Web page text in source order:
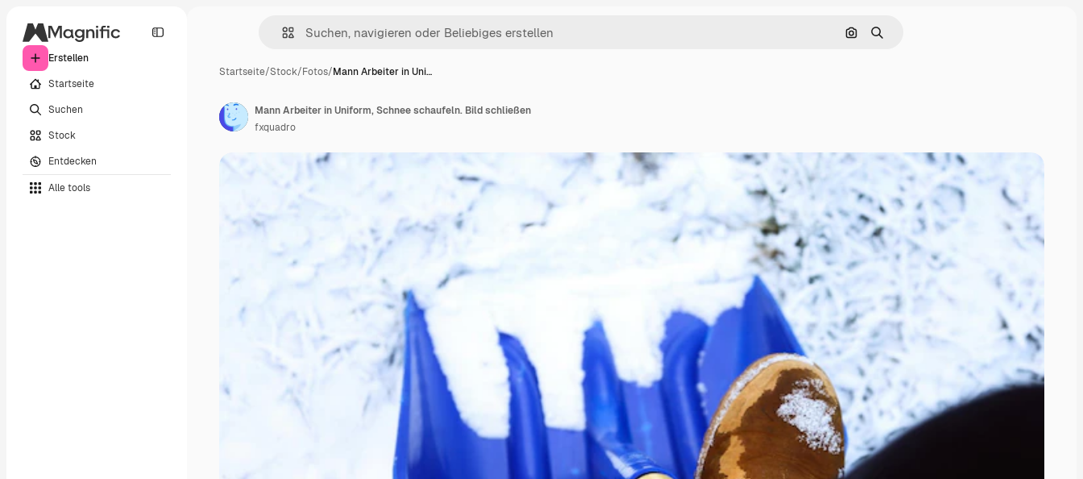
Erstellen
Startseite
Suchen
Stock
Entdecken
Alle tools
Nach Bild suchen
Suchen
Startseite/Stock/Fotos/Mann Arbeiter in Uni…
Mann Arbeiter in Uniform, Schnee schaufeln. Bild schließen
fxquadro